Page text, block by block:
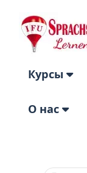
Курсы
О нас